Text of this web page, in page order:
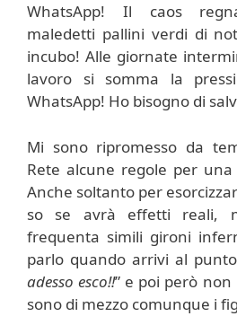
WhatsApp! Il caos
maledetti pallini verdi di
incubo! Alle giornate
lavoro si somma la
WhatsApp! Ho bisogno di
Mi sono ripromesso da
Rete alcune regole per una
Anche soltanto per
so se avrà effetti reali,
frequenta simili gironi
parlo quando arrivi al
adesso esco!!” e poi però
sono di mezzo comunque i